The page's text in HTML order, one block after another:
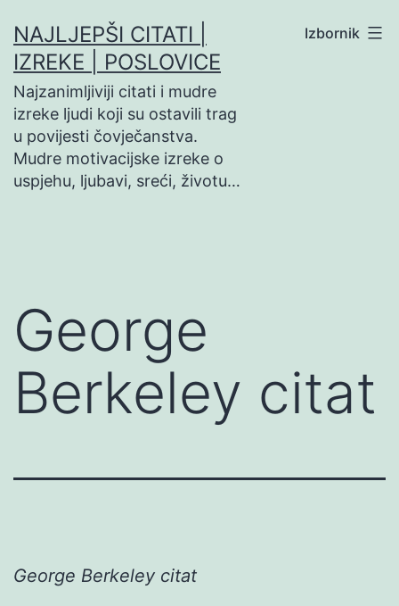
na
sadržaj
NAJLJEPŠI CITATI |
IZREKE | POSLOVICE
Najzanimljiviji citati i mudre
izreke ljudi koji su ostavili trag
u povijesti čovječanstva.
Mudre motivacijske izreke o
uspjehu, ljubavi, sreći, životu…
Izbornik
George
Berkeley citat
George Berkeley citat